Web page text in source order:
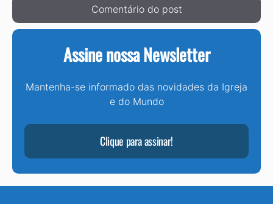
Assine nossa Newsletter
Mantenha-se informado das novidades da Igreja
e do Mundo
Clique para assinar!